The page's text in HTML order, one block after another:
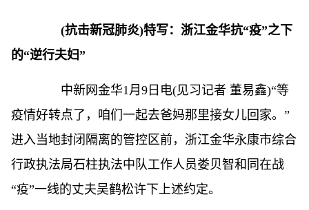
(抗击新冠肺炎)特写：浙江金华抗“疫”之下
的“逆行夫妇”
中新网金华1月9日电(见习记者 董易鑫)“等
疫情好转点了，咱们一起去爸妈那里接女儿回家。”
进入当地封闭隔离的管控区前，浙江金华永康市综合
行政执法局石柱执法中队工作人员娄贝智和同在战
“疫”一线的丈夫吴鹤松许下上述约定。